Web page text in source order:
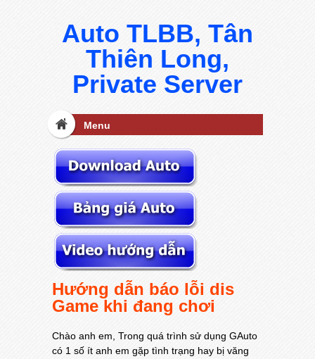
Auto TLBB, Tân
Thiên Long,
Private Server
Menu
Hướng dẫn báo lỗi dis
Game khi đang chơi
Chào anh em, Trong quá trình sử dụng GAuto
có 1 số ít anh em gặp tình trạng hay bị văng